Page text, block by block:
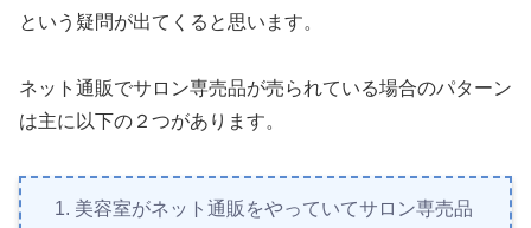
という疑問が出てくると思います。
ネット通販でサロン専売品が売られている場合のパターン
は主に以下の２つがあります。
美容室がネット通販をやっていてサロン専売品